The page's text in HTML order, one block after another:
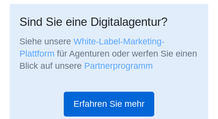
Sind Sie eine Digitalagentur?
Siehe unsereWhite-Label-Marketing-
Plattform für Agenturen oder werfen Sie einen
Blick auf unsere Partnerprogramm
Erfahren Sie mehr